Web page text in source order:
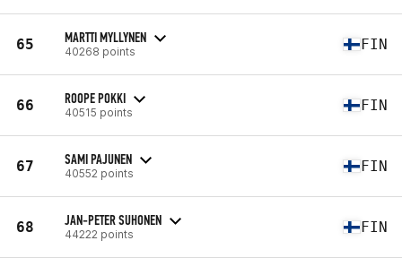
65 MARTTI MYLLYNEN
40268 points FIN
66 ROOPE POKKI
40515 points FIN
67 SAMI PAJUNEN
40552 points FIN
68 JAN-PETER SUHONEN
44222 points FIN